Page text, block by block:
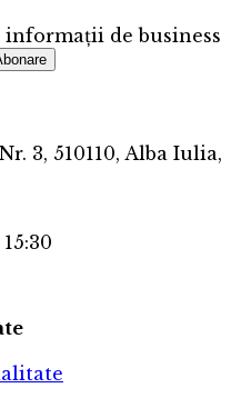
de business
3, 510110, Alba Iulia,